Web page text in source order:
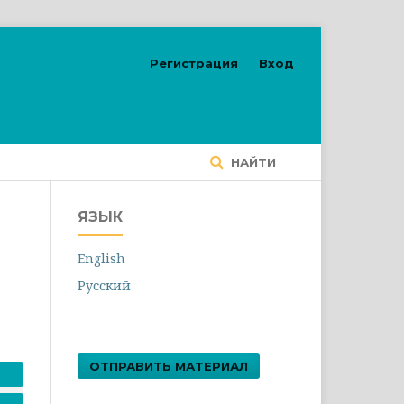
НАЙТИ
Регистрация Вход
ЯЗЫК
English
Русский
ОТПРАВИТЬ МАТЕРИАЛ